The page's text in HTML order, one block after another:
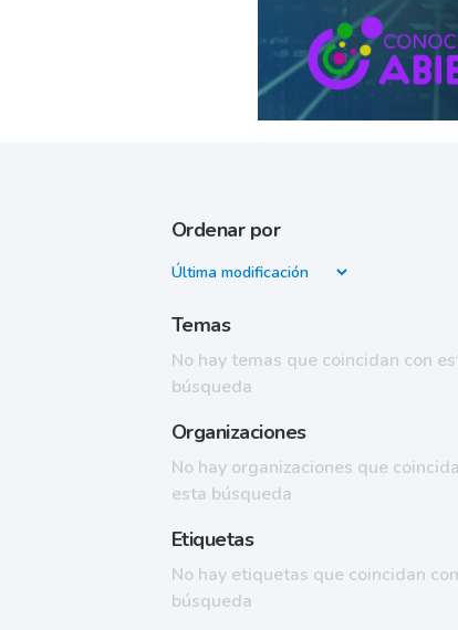
Ordenar por
Temas
No hay temas que coincidan con
búsqueda
Organizaciones
No hay organizaciones que
esta búsqueda
Etiquetas
No hay etiquetas que coincidan
búsqueda